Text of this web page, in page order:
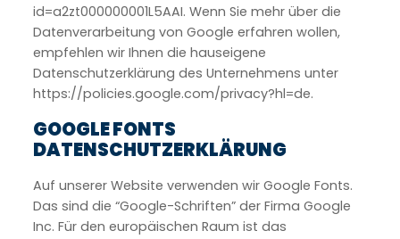
id=a2zt000000001L5AAI. Wenn Sie mehr über die
Datenverarbeitung von Google erfahren wollen,
empfehlen wir Ihnen die hauseigene
Datenschutzerklärung des Unternehmens unter
https://policies.google.com/privacy?hl=de.
GOOGLE FONTS
DATENSCHUTZERKLÄRUNG
Auf unserer Website verwenden wir Google Fonts.
Das sind die “Google-Schriften” der Firma Google
Inc. Für den europäischen Raum ist das